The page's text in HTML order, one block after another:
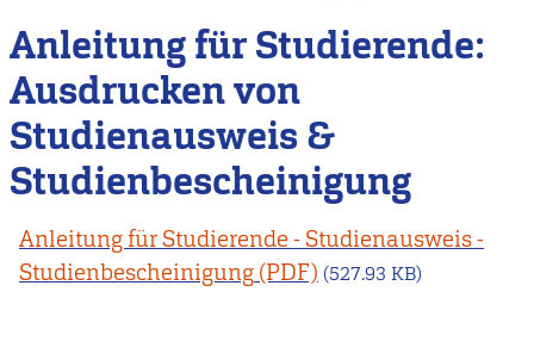
English.
Head
page
instead.
Anleitung für Studierende:
Ausdrucken von
Studienausweis &
Studienbescheinigung
Anleitung für Studierende - Studienausweis -
Studienbescheinigung
(527.93 KB)